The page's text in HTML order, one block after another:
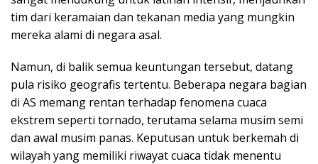
tim dari keramaian dan tekanan media yang mungkin
mereka alami di negara asal.
Namun, di balik semua keuntungan tersebut, datang
pula risiko geografis tertentu. Beberapa negara bagian
di AS memang rentan terhadap fenomena cuaca
ekstrem seperti tornado, terutama selama musim semi
dan awal musim panas. Keputusan untuk berkemah di
wilayah yang memiliki riwayat cuaca tidak menentu